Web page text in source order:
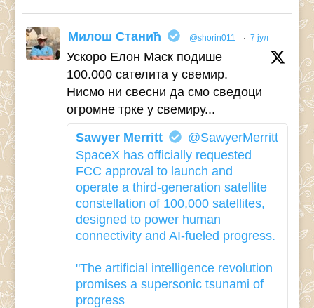
Милош Станић @shorin011 · 7 јул
Ускоро Елон Маск подише
100.000 сателита у свемир.
Нисмо ни свесни да смо сведоци
огромне трке у свемиру...
Sawyer Merritt
@SawyerMerritt
SpaceX has officially requested
FCC approval to launch and
operate a third-generation satellite
constellation of 100,000 satellites,
designed to power human
connectivity and AI-fueled progress.
"The artificial intelligence revolution
promises a supersonic tsunami of
progress